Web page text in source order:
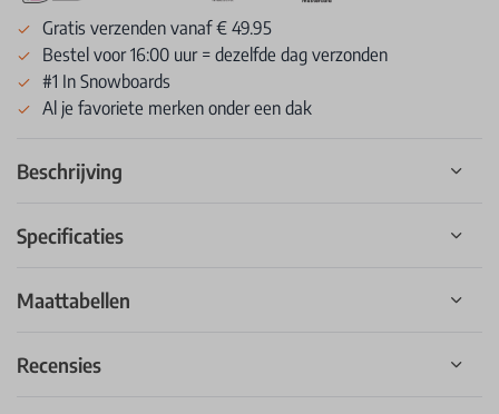
Gratis verzenden vanaf € 49.95
Bestel voor 16:00 uur = dezelfde dag verzonden
#1 In Snowboards
Al je favoriete merken onder een dak
Beschrijving
Specificaties
Maattabellen
Recensies